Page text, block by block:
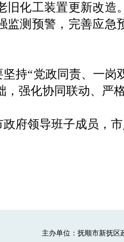
旧化工装置更新改
监测预警，完善应
“党政同责、一岗
，强化协同联动、严
领导班子成员，市
主办单位：抚顺市新抚